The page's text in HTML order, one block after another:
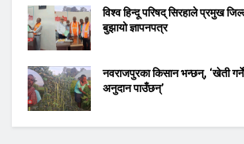
विश्व हिन्दू परिषद् सिरहाले प्रमुख
बुझायो ज्ञापनपत्र
नवराजपुरका किसान भन्छन्, ‘खेती
अनुदान पाउँछन्’